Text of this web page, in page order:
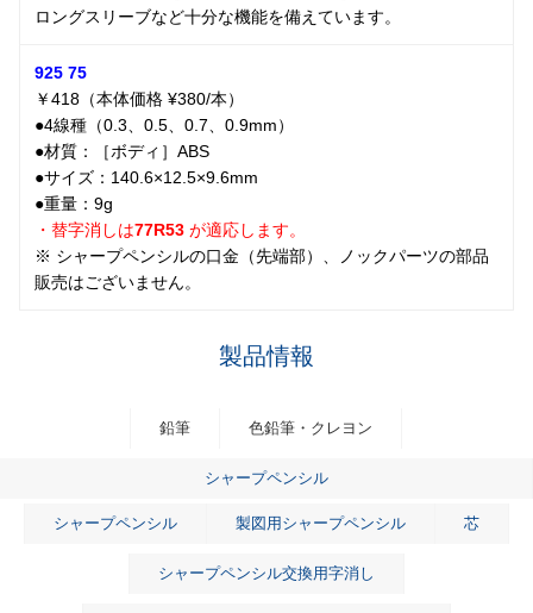
ロングスリーブなど十分な機能を備えています。
925 75
￥418（本体価格 ¥380/本）
●4線種（0.3、0.5、0.7、0.9mm）
●材質：［ボディ］ABS
●サイズ：140.6×12.5×9.6mm
●重量：9g
・替字消しは77R53 が適応します。
※ シャープペンシルの口金（先端部）、ノックパーツの部品
販売はございません。
製品情報
鉛筆 色鉛筆・クレヨン
シャープペンシル
シャープペンシル 製図用シャープペンシル 芯
シャープペンシル交換用字消し